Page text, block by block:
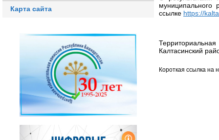
Карта сайта
муниципального
ссылке https://
Калтасинский
Короткая ссылка на